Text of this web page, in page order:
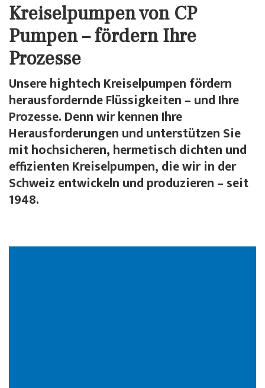
Kreiselpumpen von CP
Pumpen – fördern Ihre
Prozesse
Unsere hightech Kreiselpumpen fördern
herausfordernde Flüssigkeiten – und Ihre
Prozesse. Denn wir kennen Ihre
Herausforderungen und unterstützen Sie
mit hochsicheren, hermetisch dichten und
effizienten Kreiselpumpen, die wir in der
Schweiz entwickeln und produzieren – seit
1948.